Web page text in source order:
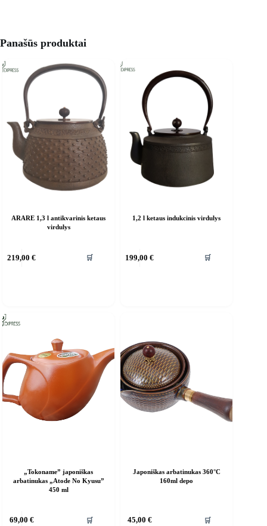
Panašūs produktai
ARARE 1,3 l antikvarinis ketaus
virdulys
219,00€ 🛒
1,2 l ketaus indukcinis virdulys
199,00€ 🛒
„Tokoname” japoniškas
arbatinukas „Atode No Kyusu”
450 ml
69,00 € 🛒
Japoniškas arbatinukas 360°C
160ml depo
45,00 € 🛒